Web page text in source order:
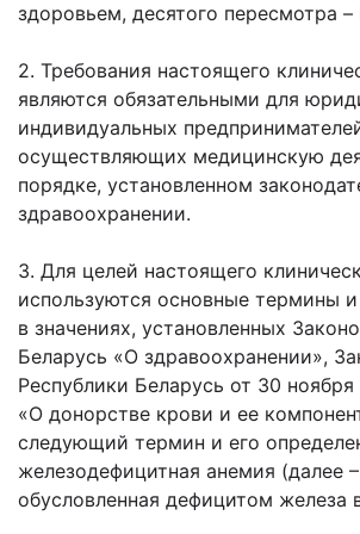
здоровьем, десятого пересмотра –
2. Требования настоящего
являются обязательными для
индивидуальных
осуществляющих медицинскую
порядке, установленном
здравоохранении.
3. Для целей настоящего
используются основные термины
в значениях, установленных
Беларусь «О здравоохранении»,
Республики Беларусь от 30
«О донорстве крови и ее
следующий термин и его
железодефицитная анемия (далее
обусловленная дефицитом железа